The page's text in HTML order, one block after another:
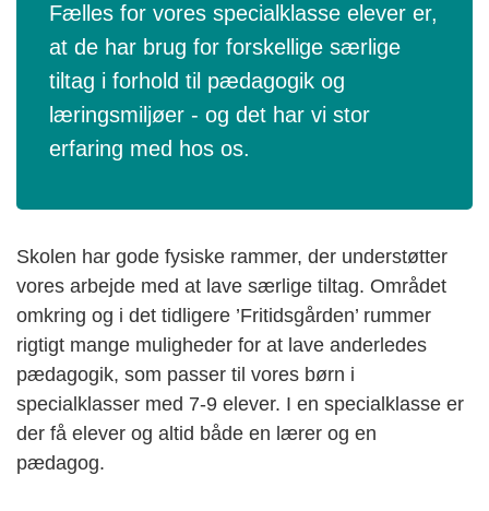
Fælles for vores specialklasse elever er,
at de har brug for forskellige særlige
tiltag i forhold til pædagogik og
læringsmiljøer - og det har vi stor
erfaring med hos os.
Skolen har gode fysiske rammer, der understøtter
vores arbejde med at lave særlige tiltag. Området
omkring og i det tidligere ’Fritidsgården’ rummer
rigtigt mange muligheder for at lave anderledes
pædagogik, som passer til vores børn i
specialklasser med 7-9 elever. I en specialklasse er
der få elever og altid både en lærer og en
pædagog.